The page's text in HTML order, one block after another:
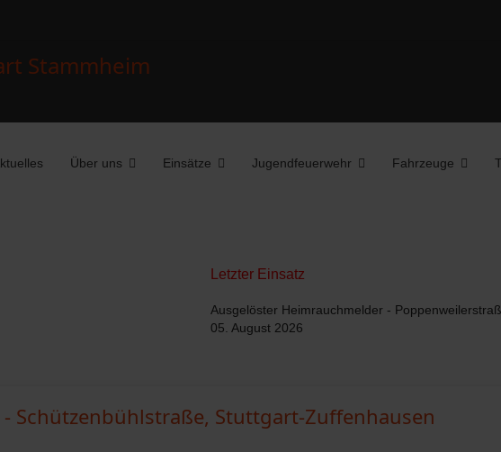
Über uns Einsätze Jugendfeuerwehr Fahrzeuge
Letzter Einsatz
Ausgelöster Heimrauchmelder -
05. August 2026
Schützenbühlstraße, Stuttgart-Zuffenhausen